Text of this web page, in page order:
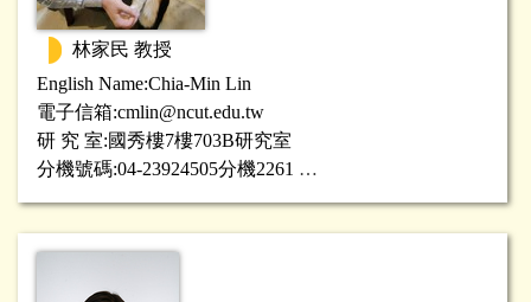
林家民 教授
English Name:Chia-Min Lin
電子信箱:cmlin@ncut.edu.tw
研 究 室:國秀樓7樓703B研究室
分機號碼:04-23924505分機2261